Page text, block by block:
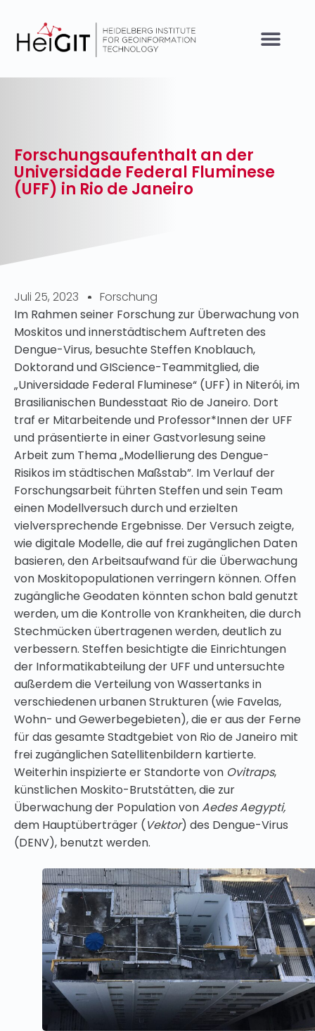
Forschungsaufenthalt an der
Universidade Federal Fluminese
(UFF) in Rio de Janeiro
Juli 25, 2023
Forschung
Im Rahmen seiner Forschung zur Überwachung von
Moskitos und innerstädtischem Auftreten des
Dengue-Virus, besuchte Steffen Knoblauch,
Doktorand und GIScience-Teammitglied, die
„Universidade Federal Fluminese“ (UFF) in Niterói, im
Brasilianischen Bundesstaat Rio de Janeiro. Dort
traf er Mitarbeitende und Professor*Innen der UFF
und präsentierte in einer Gastvorlesung seine
Arbeit zum Thema „Modellierung des Dengue-
Risikos im städtischen Maßstab”. Im Verlauf der
Forschungsarbeit führten Steffen und sein Team
einen Modellversuch durch und erzielten
vielversprechende Ergebnisse. Der Versuch zeigte,
wie digitale Modelle, die auf frei zugänglichen Daten
basieren, den Arbeitsaufwand für die Überwachung
von Moskitopopulationen verringern können. Offen
zugängliche Geodaten könnten schon bald genutzt
werden, um die Kontrolle von Krankheiten, die durch
Stechmücken übertragenen werden, deutlich zu
verbessern. Steffen besichtigte die Einrichtungen
der Informatikabteilung der UFF und untersuchte
außerdem die Verteilung von Wassertanks in
verschiedenen urbanen Strukturen (wie Favelas,
Wohn- und Gewerbegebieten), die er aus der Ferne
für das gesamte Stadtgebiet von Rio de Janeiro mit
frei zugänglichen Satellitenbildern kartierte.
Weiterhin inspizierte er Standorte von Ovitraps,
künstlichen Moskito-Brutstätten, die zur
Überwachung der Population vonAedes Aegypti,
dem Hauptüberträger (Vektor) des Dengue-Virus
(DENV), benutzt werden.